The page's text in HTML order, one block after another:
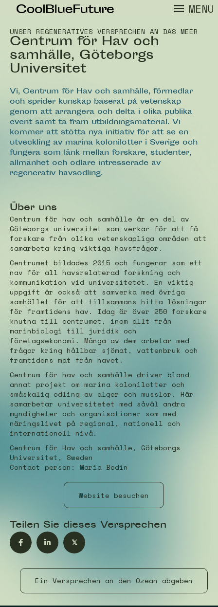
MENU
UNSER REGENERATIVES VERSPRECHEN AN DAS MEER
Centrum för Hav och
samhälle, Göteborgs
Universitet
Vi, Centrum för Hav och samhälle, förmedlar
och sprider kunskap baserat på vetenskap
genom att arrangera och delta i olika publika
event samt ta fram utbildningsmaterial. Vi
kommer att stötta nya initiativ för att se en
utveckling av marina kolonilotter i Sverige och
fungera som länk mellan forskare, studenter,
allmänhet och odlare intresserade av
regenerativ havsodling.
Über uns
Centrum för hav och samhälle är en del av
Göteborgs universitet som verkar för att få
forskare från olika vetenskapliga områden att
samarbeta kring viktiga havsfrågor.
Centrumet bildades 2015 och fungerar som ett
nav för all havsrelaterad forskning och
kommunikation vid universitetet. En viktig
uppgift är också att samverka med övriga
samhället för att tillsammans hitta lösningar
för framtidens hav. Idag är över 250 forskare
knutna till centrumet, inom allt från
marinbiologi till juridik och
företagsekonomi. Många av dem arbetar med
frågor kring hållbar sjömat, vattenbruk och
framtidens mat från havet.
Centrum för hav och samhälle driver bland
annat projekt om marina kolonilotter och
småskalig odling av alger och musslor. Här
samarbetar universitetet med såväl andra
myndigheter och organisationer som med
näringslivet på regional, nationell och
internationell nivå.
Centrum för Hav och samhälle, Göteborgs
Universitet, Sweden
Contact person: Maria Bodin
Website besuchen
Teilen Sie dieses Versprechen
𝕏
Ein Versprechen an den Ozean abgeben